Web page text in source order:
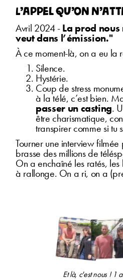
L’appel qu’on
Avril 2024 -La prod
veut dans l’émission."
À ce moment-là, on a eu la
Silence.
Hystérie.
Coup de stress
à la télé, c’est bien.
passer un casting.
être charismatique,
transpirer comme si tu
Tourner une interview
brasse des millions de
On a enchaîné les ratés,
à rallonge. On a ri, on a
Et là, c'est nous ! 1